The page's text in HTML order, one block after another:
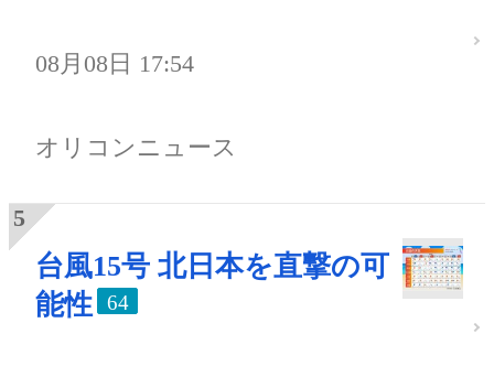
08月08日 17:54
オリコンニュース
台風15号 北日本を直撃の可
能性
64